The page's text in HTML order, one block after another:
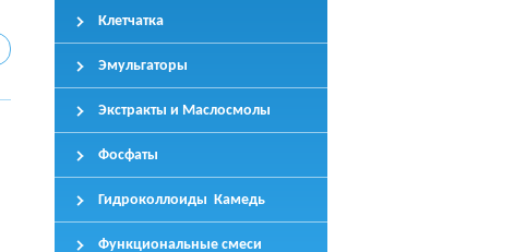
Клетчатка
Эмульгаторы
Экстракты и Маслосмолы
Фосфаты
Гидроколлоиды Камедь
Функциональные смеси